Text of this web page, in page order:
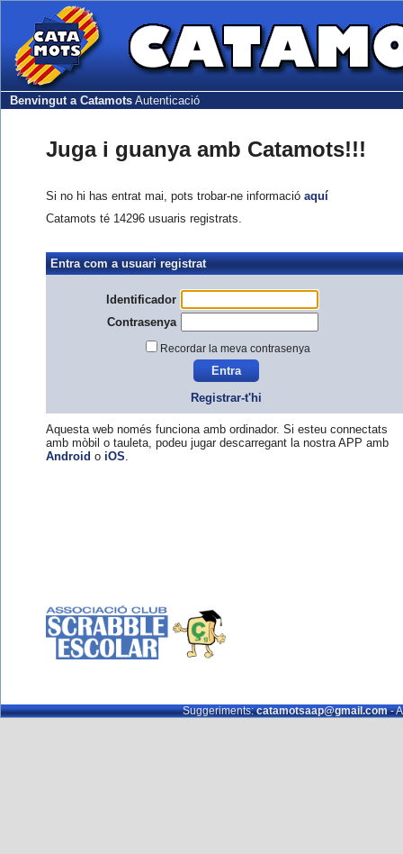
Benvingut a Catamots Autenticació
Juga i guanya amb Catamots!!!
Si no hi has entrat mai, pots trobar-ne informació aquí
Catamots té 14296 usuaris registrats.
Entra com a usuari registrat
Identificador
Contrasenya
Recordar la meva contrasenya
Registrar-t'hi
Aquesta web només funciona amb ordinador. Si esteu connectats
amb mòbil o tauleta, podeu jugar descarregant la nostra APP amb
Android o iOS.
Suggeriments:catamotsaap@gmail.com-